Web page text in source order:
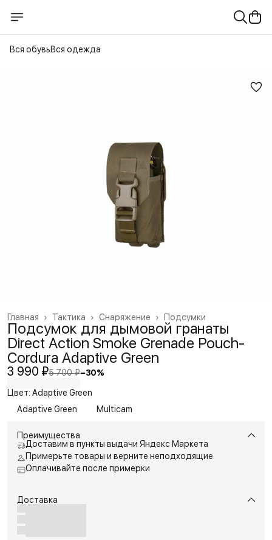
Вся обувьВся одежда
Подсумки
Снаряжение ›
Тактика ›
Главная ›
Подсумок для дымовой гранаты
Direct Action Smoke Grenade Pouch-
Cordura Adaptive Green
3 990 ₽5 700 ₽−30%
Цвет: Adaptive Green
Adaptive Green
Multicam
Преимущества
Доставим в пункты выдачи Яндекс Маркета
Примерьте товары и верните неподходящие
Оплачивайте после примерки
Доставка